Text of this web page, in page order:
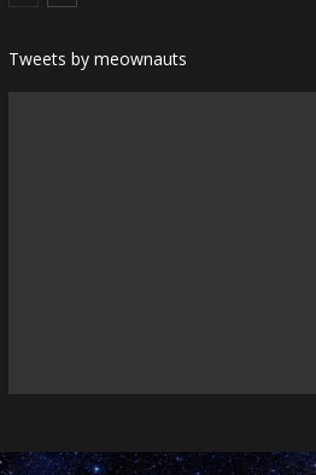
Tweets by meownauts